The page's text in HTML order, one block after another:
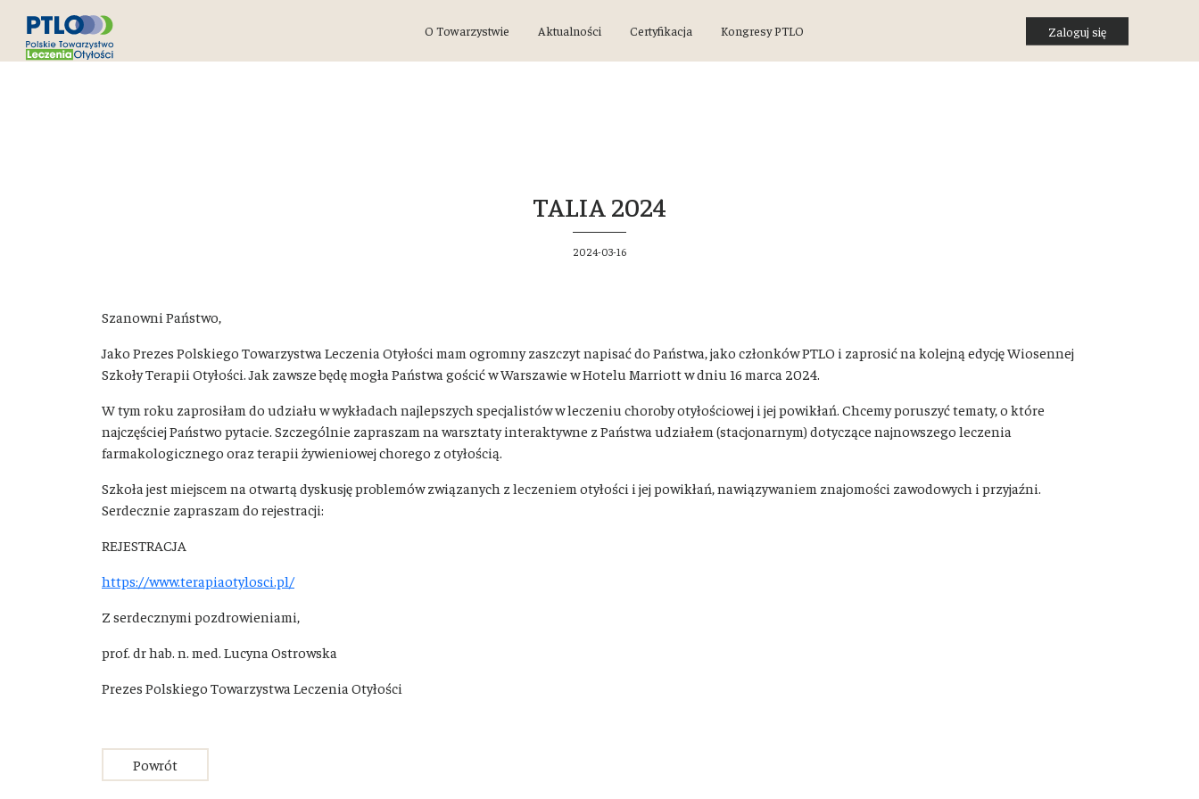
O Towarzystwie Aktualności Certyfikacja Kongresy PTLO Zaloguj się
TALIA 2024
2024-03-16
Szanowni Państwo,
Jako Prezes Polskiego Towarzystwa Leczenia Otyłości mam ogromny zaszczyt napisać do Państwa, jako członków PTLO i zaprosić na kolejną edycję Wiosennej
Szkoły Terapii Otyłości. Jak zawsze będę mogła Państwa gościć w Warszawie w Hotelu Marriott w dniu 16 marca 2024.
W tym roku zaprosiłam do udziału w wykładach najlepszych specjalistów w leczeniu choroby otyłościowej i jej powikłań. Chcemy poruszyć tematy, o które
najczęściej Państwo pytacie. Szczególnie zapraszam na warsztaty interaktywne z Państwa udziałem (stacjonarnym) dotyczące najnowszego leczenia
farmakologicznego oraz terapii żywieniowej chorego z otyłością.
Szkoła jest miejscem na otwartą dyskusję problemów związanych z leczeniem otyłości i jej powikłań, nawiązywaniem znajomości zawodowych i przyjaźni.
Serdecznie zapraszam do rejestracji:
REJESTRACJA
https://www.terapiaotylosci.pl/
Z serdecznymi pozdrowieniami,
prof. dr hab. n. med. Lucyna Ostrowska
Prezes Polskiego Towarzystwa Leczenia Otyłości
Powrót